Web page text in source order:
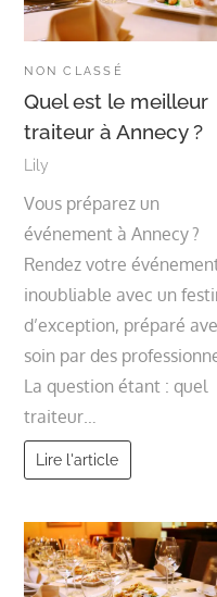
NON CLASSÉ
Quel est le meilleur
traiteur à Annecy ?
Lily
Vous préparez un
événement à Annecy ?
Rendez votre
inoubliable avec un
d’exception, préparé
soin par des
La question étant : quel
traiteur…
Lire l'article